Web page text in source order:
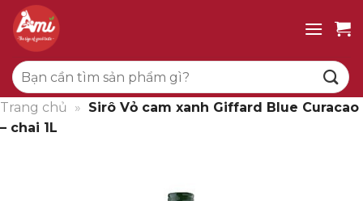
qua
dung
Tìm
kiếm:
Trang chủ » Sirô Vỏ cam xanh Giffard Blue Curacao
– chai 1L